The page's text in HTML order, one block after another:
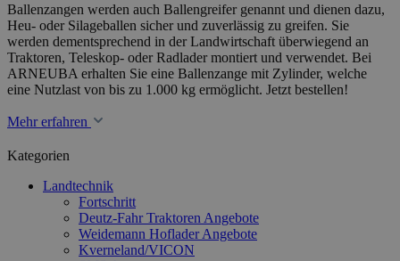
Ballenzangen werden auch Ballengreifer genannt und dienen dazu,
Heu- oder Silageballen sicher und zuverlässig zu greifen. Sie
werden dementsprechend in der Landwirtschaft überwiegend an
Traktoren, Teleskop- oder Radlader montiert und verwendet. Bei
ARNEUBA erhalten Sie eine Ballenzange mit Zylinder, welche
eine Nutzlast von bis zu 1.000 kg ermöglicht. Jetzt bestellen!
Mehr erfahren
Kategorien
Landtechnik
Fortschritt
Deutz-Fahr Traktoren Angebote
Weidemann Hoflader Angebote
Kverneland/VICON